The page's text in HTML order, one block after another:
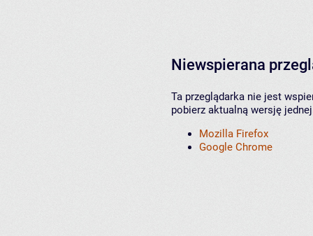
Niewspierana
Ta przeglądarka nie jest
pobierz aktualną wersję
Mozilla Firefox
Google Chrome